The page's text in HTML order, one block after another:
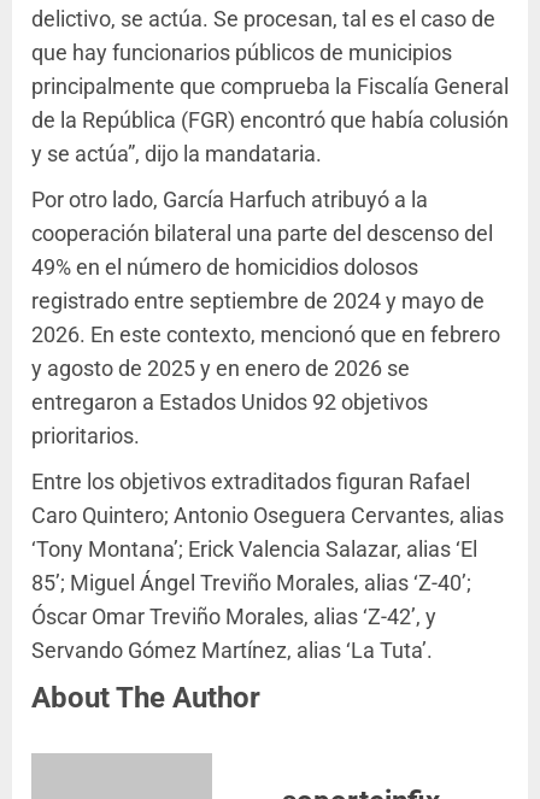
delictivo, se actúa. Se procesan, tal es el caso de
que hay funcionarios públicos de municipios
principalmente que comprueba la Fiscalía General
de la República (FGR) encontró que había colusión
y se actúa”, dijo la mandataria.
Por otro lado, García Harfuch atribuyó a la
cooperación bilateral una parte del descenso del
49% en el número de homicidios dolosos
registrado entre septiembre de 2024 y mayo de
2026. En este contexto, mencionó que en febrero
y agosto de 2025 y en enero de 2026 se
entregaron a Estados Unidos 92 objetivos
prioritarios.
Entre los objetivos extraditados figuran Rafael
Caro Quintero; Antonio Oseguera Cervantes, alias
‘Tony Montana’; Erick Valencia Salazar, alias ‘El
85’; Miguel Ángel Treviño Morales, alias ‘Z-40’;
Óscar Omar Treviño Morales, alias ‘Z-42’, y
Servando Gómez Martínez, alias ‘La Tuta’.
About The Author